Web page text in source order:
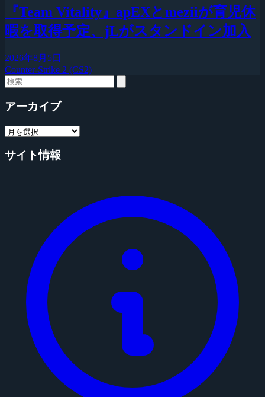
『Team Vitality』apEXとmeziiが育児休
暇を取得予定、jLがスタンドイン加入
2026年8月5日
Counter-Strike 2 (CS2)
アーカイブ
サイト情報